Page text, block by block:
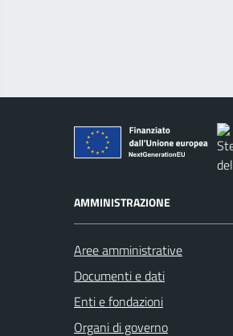
AMMINISTRAZIONE
Aree amministrative
Documenti e dati
Enti e fondazioni
Organi di governo